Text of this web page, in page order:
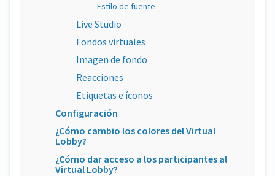
Estilo de fuente
Live Studio
Fondos virtuales
Imagen de fondo
Reacciones
Etiquetas e íconos
Configuración
¿Cómo cambio los colores del Virtual
Lobby?
¿Cómo dar acceso a los participantes al
Virtual Lobby?